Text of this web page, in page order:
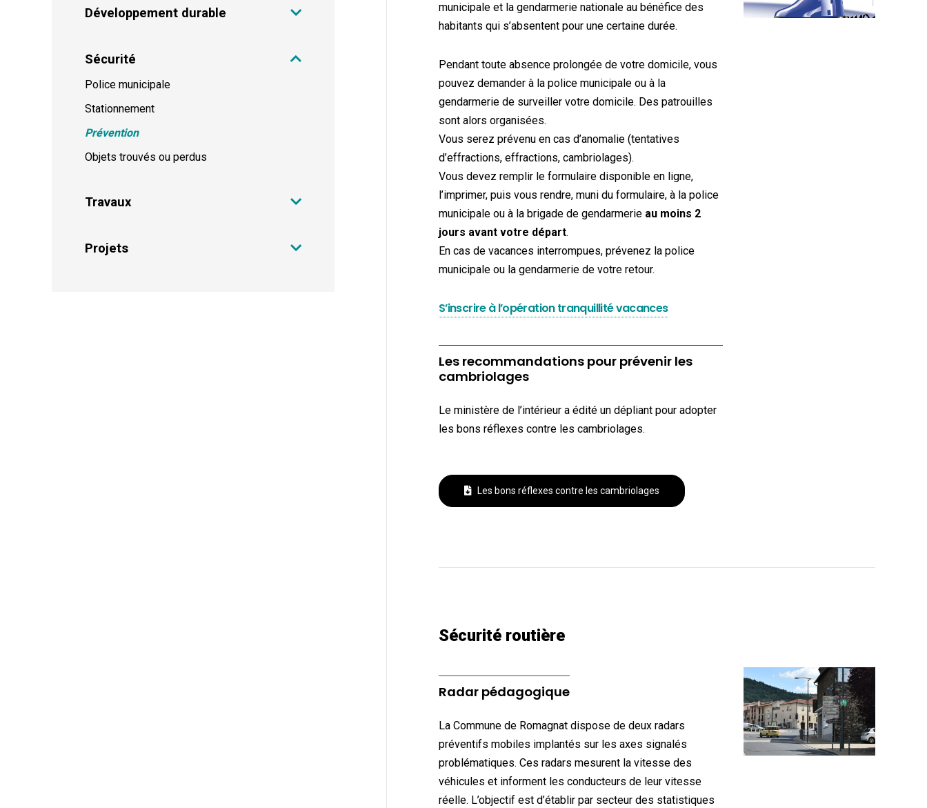
municipale et la gendarmerie nationale au bénéfice des
habitants qui s’absentent pour une certaine durée.
Pendant toute absence prolongée de votre domicile, vous
pouvez demander à la police municipale ou à la
gendarmerie de surveiller votre domicile. Des patrouilles
sont alors organisées.
Vous serez prévenu en cas d’anomalie (tentatives
d’effractions, effractions, cambriolages).
Vous devez remplir le formulaire disponible en ligne,
l’imprimer, puis vous rendre, muni du formulaire, à la police
municipale ou à la brigade de gendarmerie au moins 2
jours avant votre départ.
En cas de vacances interrompues, prévenez la police
municipale ou la gendarmerie de votre retour.
S’inscrire à l’opération tranquillité vacances
Les recommandations pour prévenir les
cambriolages
Le ministère de l’intérieur a édité un dépliant pour adopter
les bons réflexes contre les cambriolages.
Les bons réflexes contre les cambriolages
Sécurité routière
Radar pédagogique
La Commune de Romagnat dispose de deux radars
préventifs mobiles implantés sur les axes signalés
problématiques. Ces radars mesurent la vitesse des
véhicules et informent les conducteurs de leur vitesse
réelle. L’objectif est d’établir par secteur des statistiques
Développement durable
Sécurité
Police municipale
Stationnement
Prévention
Objets trouvés ou perdus
Travaux
Projets